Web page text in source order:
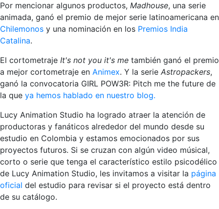
Por mencionar algunos productos, Madhouse, una serie
animada, ganó el premio de mejor serie latinoamericana en
Chilemonos y una nominación en los Premios India
Catalina.
El cortometraje It's not you it's me también ganó el premio
a mejor cortometraje en Animex. Y la serie Astropackers,
ganó la convocatoria GIRL POW3R: Pitch me the future de
la que ya hemos hablado en nuestro blog.
Lucy Animation Studio ha logrado atraer la atención de
productoras y fanáticos alrededor del mundo desde su
estudio en Colombia y estamos emocionados por sus
proyectos futuros. Si se cruzan con algún video músical,
corto o serie que tenga el característico estilo psicodélico
de Lucy Animation Studio, les invitamos a visitar la página
oficial del estudio para revisar si el proyecto está dentro
de su catálogo.